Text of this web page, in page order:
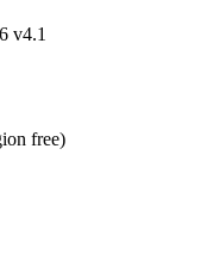
v4.1
free)